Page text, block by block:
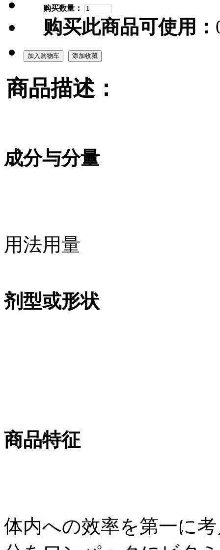
购买数量：
购买此商品可使用：
加入购物车 添加收藏
商品描述：
成分与分量
用法用量
剂型或形状
商品特征
体内への效率を第一に